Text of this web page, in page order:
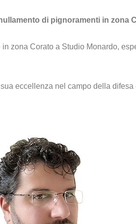
di pignoramenti in zona
zona Corato a Studio Monardo,
eccellenza nel campo della